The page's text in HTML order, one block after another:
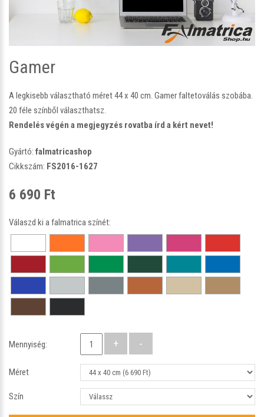
Gamer
A legkisebb választható méret 44 x 40 cm. Gamer faltetoválás szobába.
20 féle színből választhatsz.
Rendelés végén a megjegyzés rovatba írd a kért nevet!
Gyártó: falmatricashop
Cikkszám: FS2016-1627
6 690 Ft
Válaszd ki a falmatrica színét:
Mennyiség:
Méret
Szín